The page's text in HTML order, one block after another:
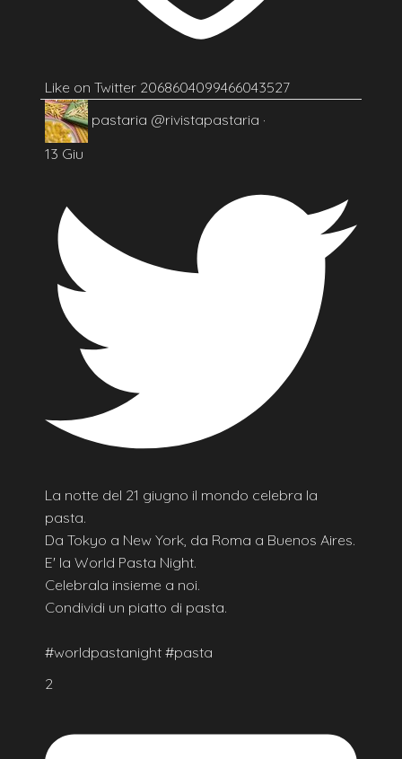
Like on Twitter 2068604099466043527
pastaria @rivistapastaria ·
13 Giu
La notte del 21 giugno il mondo celebra la
pasta.
Da Tokyo a New York, da Roma a Buenos Aires.
E' la World Pasta Night.
Celebrala insieme a noi.
Condividi un piatto di pasta.
#worldpastanight #pasta
2